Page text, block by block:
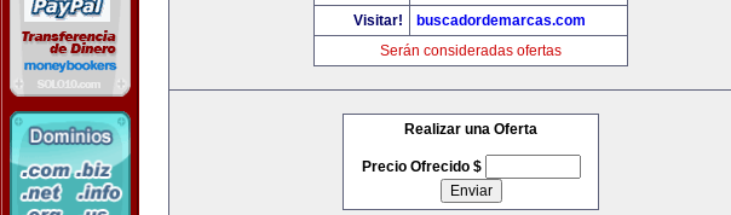
Visitar!
buscadordemarcas.com
Serán consideradas ofertas
Realizar una Oferta
Precio Ofrecido $